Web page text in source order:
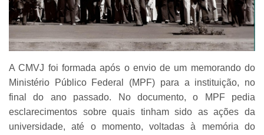
A CMVJ foi formada após o envio de um memorando do
Ministério Público Federal (MPF) para a instituição, no
final do ano passado. No documento, o MPF pedia
esclarecimentos sobre quais tinham sido as ações da
universidade, até o momento, voltadas à memória do